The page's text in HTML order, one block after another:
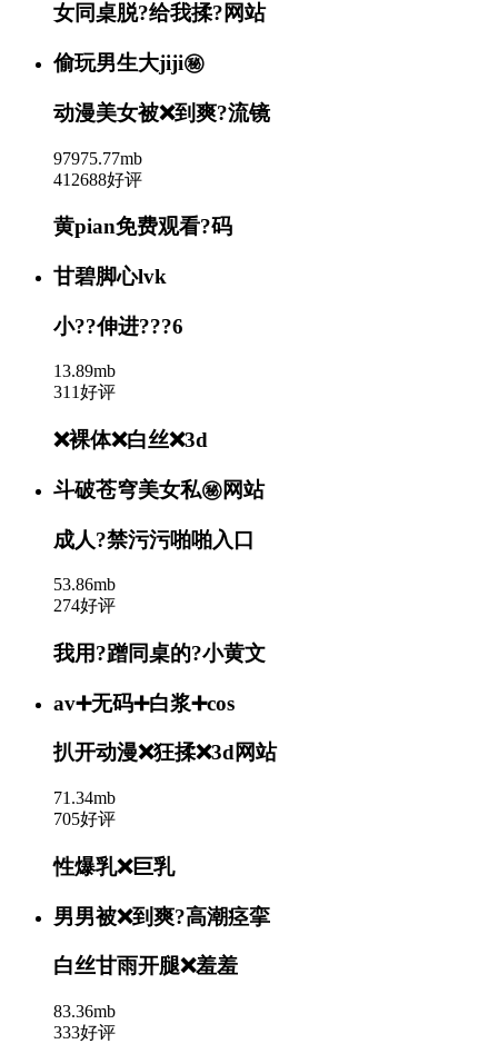
女同桌脱?给我揉?网站
偷玩男生大jiji㊙️
动漫美女被❌到爽?流镜
97975.77mb
412688好评
黄pian免费观看?码
甘碧脚心lvk
小??伸进???6
13.89mb
311好评
❌裸体❌白丝❌3d
斗破苍穹美女私㊙️网站
成人?禁污污啪啪入口
53.86mb
274好评
我用?蹭同桌的?小黄文
av➕无码➕白浆➕cos
扒开动漫❌狂揉❌3d网站
71.34mb
705好评
性爆乳❌巨乳
男男被❌到爽?高潮痉挛
白丝甘雨开腿❌羞羞
83.36mb
333好评